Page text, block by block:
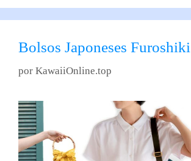
Bolsos Japoneses Furoshiki
por KawaiiOnline.top